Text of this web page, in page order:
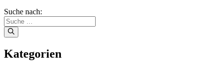
Suche nach:
Kategorien